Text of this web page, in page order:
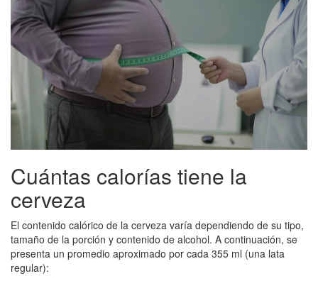
Cuántas calorías tiene la
cerveza
El contenido calórico de la cerveza varía dependiendo de su tipo,
tamaño de la porción y contenido de alcohol. A continuación, se
presenta un promedio aproximado por cada 355 ml (una lata
regular):